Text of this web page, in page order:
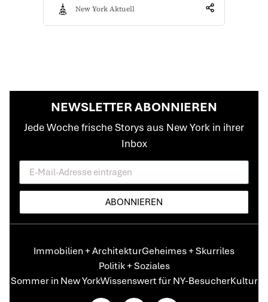
New York Aktuell
NEWSLETTER ABONNIEREN
Jede Woche frische Storys aus New York in ihrer
Inbox
ABONNIEREN
Immobilien + ArchitekturGeheimes + Skurriles
Politik + Soziales
Sommer in New YorkWissenswert für NY-BesucherKultur